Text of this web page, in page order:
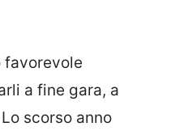
favorevole
a fine gara, a
scorso anno